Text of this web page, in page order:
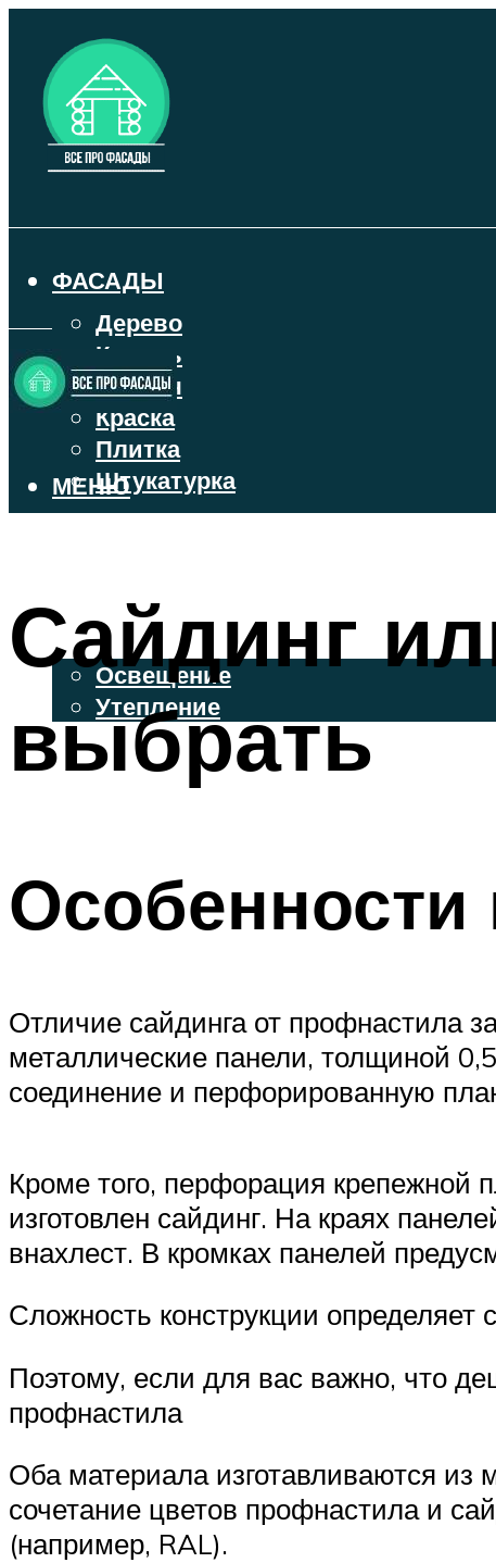
ФАСАДЫ
Дерево
Камень
Кирпич
Краска
Плитка
Штукатурка
ВЕНТИЛИРУЕМЫЕ ФАСАДЫ
ОСВЕЩЕНИЕ И УТЕПЛЕНИЕ
Освещение
Утепление
ДЕКОР
МЕНЮ
Сайдинг
выбрать
Особенности
Отличие сайдинга от профнастила
металлические панели, толщиной
соединение и перфорированную
Кроме того, перфорация крепежной
изготовлен сайдинг. На краях
внахлест. В кромках панелей
Сложность конструкции определяет
Поэтому, если для вас важно, что
профнастила
Оба материала изготавливаются
сочетание цветов профнастила и
(например, RAL).